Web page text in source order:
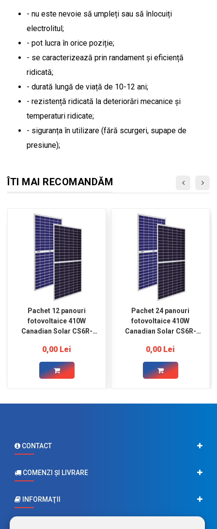
- nu este nevoie să umpleți sau să înlocuiți
electrolitul;
- pot lucra în orice poziție;
- se caracterizează prin randament și eficiență
ridicată;
- durată lungă de viață de 10-12 ani;
- rezistență ridicată la deteriorări mecanice și
temperaturi ridicate;
- siguranța în utilizare (fără scurgeri, supape de
presiune);
ÎTI MAI RECOMANDĂM
Pachet 12 panouri
fotovoltaice 410W
Canadian Solar CS6R-
0,00 Lei
Pachet 24 panouri
fotovoltaice 410W
Canadian Solar CS6R-
0,00 Lei
CONTACT
COMENZI ŞI LIVRARE
INFORMAŢII